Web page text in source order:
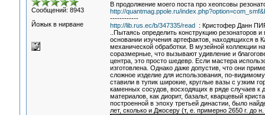
Сообщений: 8943
Йожык в нирване
В продолжение моего поста про хеопсовы
http://quantmag.ppole.ru/
------------
http://lib.rus.ec/b/347335/read : Кристофер Данн
..Пытаясь определить конструкцию
основании изучения артефактов, находящихся в
механической обработки. В музейной коллекции
соразмерные, что вызывают удивление и
центра, это просто шедевр. Если мастера
изготовлена. Однако даже допустив, что они
сложное изделие для использования, по-
ставили в тупик широкие, круглые вазы с узким
каменных сосудов, восходящих в ряде случаев к
материалов, как диорит, базальт, кварцевый
построенной в эпоху третьей династии, было
лет, сколько и Джосеру (т, е. примерно 2650 г. до